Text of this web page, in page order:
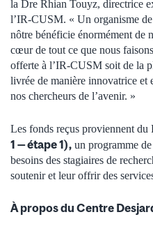
la Dre Rhian Touyz, directrice
l’IR-CUSM. « Un organisme
nôtre bénéficie énormément de
cœur de tout ce que nous
offerte à l’IR-CUSM soit de la
livrée de manière innovatrice et
nos chercheurs de l’avenir. »
Les fonds reçus proviennent
1 — étape 1), un programme
besoins des stagiaires de
soutenir et leur offrir des
À propos du Centre